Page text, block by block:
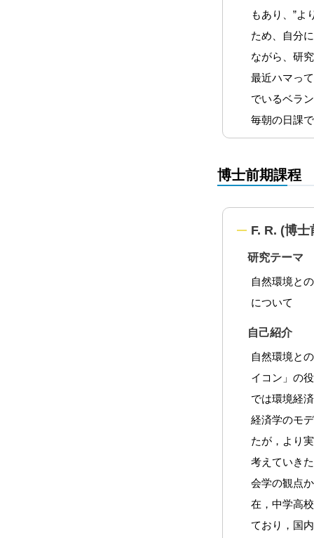
もあり、”よ
ため、自分
ながら、研
最近ハマっ
でいるベラ
毎朝の日課
博士前期課程
F. R. (博
研究テーマ
自然環境と
について
自己紹介
自然環境と
イコン」の
では環境経
経済学のモ
たが，より
考えていき
会学の観点
在，中学高
ており，国